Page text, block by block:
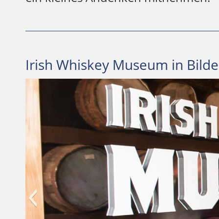
Irish Whiskey Museum in